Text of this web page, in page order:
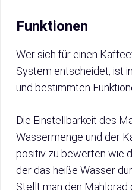
Funktionen
Wer sich für einen
System entscheidet, ist
und bestimmten
Die Einstellbarkeit des
Wassermenge und der
positiv zu bewerten wie
der das heiße Wasser
Stellt man den Mahlgrad